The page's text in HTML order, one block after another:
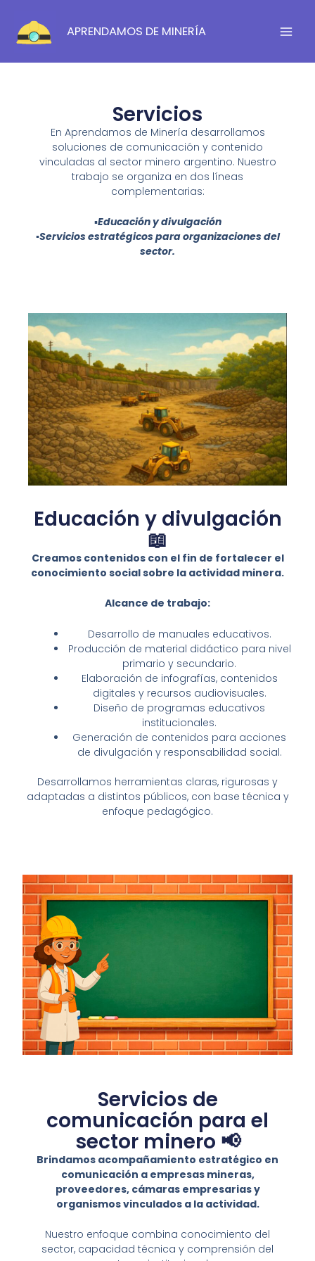
contenido
APRENDAMOS DE MINERÍA
Servicios
En Aprendamos de Minería desarrollamos
soluciones de comunicación y contenido
vinculadas al sector minero argentino. Nuestro
trabajo se organiza en dos líneas
complementarias:
▪️Educación y divulgación
▪️Servicios estratégicos para organizaciones del
sector.
Educación y divulgación
📖
Creamos contenidos con el fin de fortalecer el
conocimiento social sobre la actividad minera.
Alcance de trabajo:
Desarrollo de manuales educativos.
Producción de material didáctico para nivel
primario y secundario.
Elaboración de infografías, contenidos
digitales y recursos audiovisuales.
Diseño de programas educativos
institucionales.
Generación de contenidos para acciones
de divulgación y responsabilidad social.
Desarrollamos herramientas claras, rigurosas y
adaptadas a distintos públicos, con base técnica y
enfoque pedagógico.
Servicios de
comunicación para el
sector minero 📢
Brindamos acompañamiento estratégico en
comunicación a empresas mineras,
proveedores, cámaras empresarias y
organismos vinculados a la actividad.
Nuestro enfoque combina conocimiento del
sector, capacidad técnica y comprensión del